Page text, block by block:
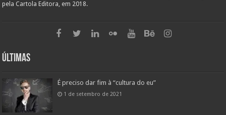
pela Cartola Editora, em 2018.
Últimas
É preciso dar fim à “cultura do eu”
1 de setembro de 2021